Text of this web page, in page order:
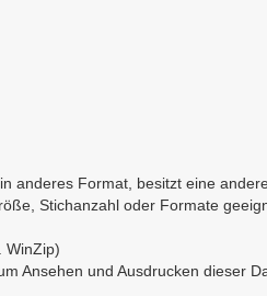
anderes Format, besitzt eine
Stichanzahl oder Formate
WinZip)
Ansehen und Ausdrucken dieser